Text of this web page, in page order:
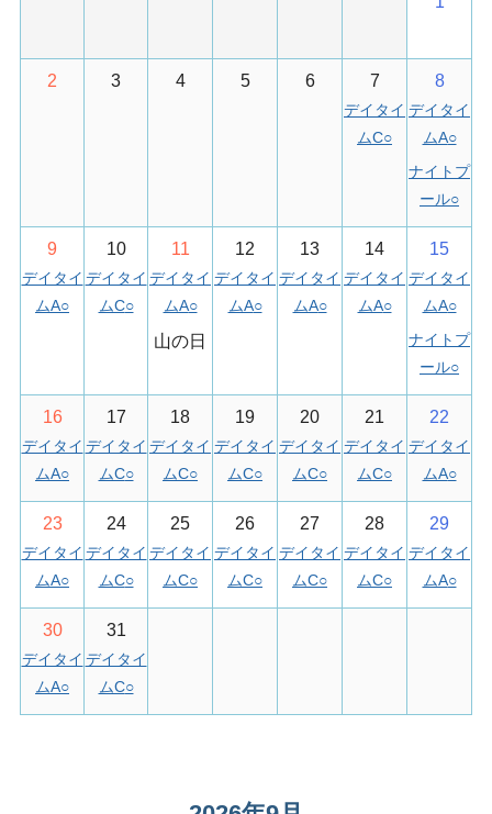
が
2 3 4 5 6 7
デイタイ
ムC○
8
デイタイ
ムA○
ナイトプ
ール○
9
デイタイ
ムA○
10
デイタイ
ムC○
11
デイタイ
ムA○
山の日
12
デイタイ
ムA○
13
デイタイ
ムA○
14
デイタイ
ムA○
15
デイタイ
ムA○
ナイトプ
ール○
16
デイタイ
ムA○
17
デイタイ
ムC○
18
デイタイ
ムC○
19
デイタイ
ムC○
20
デイタイ
ムC○
21
デイタイ
ムC○
22
デイタイ
ムA○
23
デイタイ
ムA○
24
デイタイ
ムC○
25
デイタイ
ムC○
26
デイタイ
ムC○
27
デイタイ
ムC○
28
デイタイ
ムC○
29
デイタイ
ムA○
30
デイタイ
ムA○
31
デイタイ
ムC○